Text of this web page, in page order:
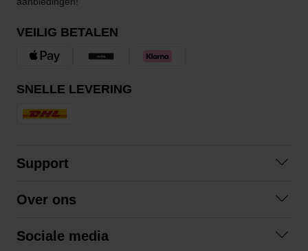
VEILIG BETALEN
SNELLE LEVERING
Support
Algemene voorwaarden
Over ons
Sociale media